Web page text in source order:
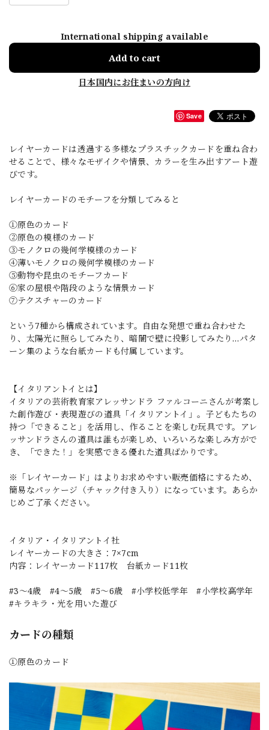
International shipping available
Add to cart
日本国内にお住まいの方向け
Save
レイヤーカードは透過する多様なプラスチックカードを重ね合わ
せることで、様々なモザイクや情景、カラーを生み出すアート遊
びです。
レイヤーカードのモチーフを分類してみると
①原色のカード
②原色の模様のカード
③モノクロの幾何学模様のカード
④薄いモノクロの幾何学模様のカード
⑤動物や昆虫のモチーフカード
⑥家の屋根や階段のような情景カード
⑦テクスチャーのカード
という7種から構成されています。自由な発想で重ね合わせた
り、太陽光に照らしてみたり、暗闇で壁に投影してみたり…パタ
ーン集のような台紙カードも付属しています。
【イタリアントイとは】
イタリアの芸術教育家アレッサンドラ ファルコーニさんが考案し
た創作遊び・表現遊びの道具「イタリアントイ」。子どもたちの
持つ「できること」を活用し、作ることを楽しむ玩具です。アレ
ッサンドラさんの道具は誰もが楽しめ、いろいろな楽しみ方がで
き、「できた！」を実感できる優れた道具ばかりです。
※「レイヤーカード」はよりお求めやすい販売価格にするため、
簡易なパッケージ（チャック付き入り）になっています。あらか
じめご了承ください。
イタリア・イタリアントイ社
レイヤーカードの大きさ：7×7cm
内容：レイヤーカード117枚 台紙カード11枚
#3〜4歳 #4〜5歳 #5〜6歳 #小学校低学年 #小学校高学年
#キラキラ・光を用いた遊び
カードの種類
①原色のカード